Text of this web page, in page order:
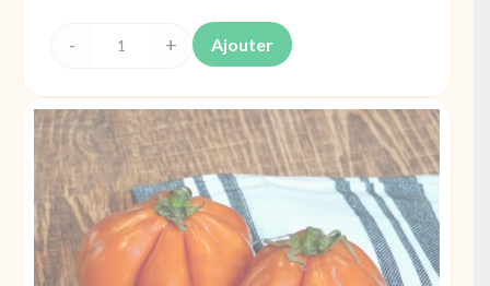
quantité
Tomates
variétés
anciennes
France
Ajouter